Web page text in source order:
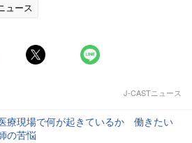
ュース
J-CASTニュース
療現場で何が起きているか 働きたい
の苦悩